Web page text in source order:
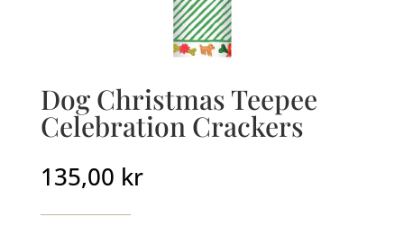
Dog Christmas Teepee
Celebration Crackers
135,00 kr